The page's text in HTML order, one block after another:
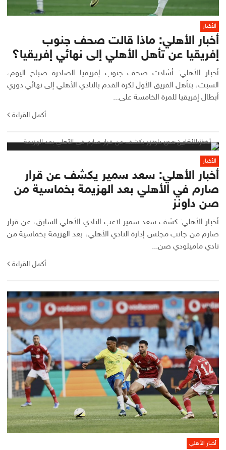
الأخبار
أخبار الأهلي: ماذا قالت صحف جنوب
إفريقيا عن تأهل الأهلي إلى نهائي إفريقيا؟
أخبار الأهلي: أشادت صحف جنوب إفريقيا الصادرة صباح اليوم،
السبت، بتأهل الفريق الأول لكرة القدم بالنادي الأهلي إلى نهائي دوري
أبطال إفريقيا للمرة الخامسة على...
أكمل القراءة
الأخبار
أخبار الأهلي: سعد سمير يكشف عن قرار
صارم في الأهلي بعد الهزيمة بخماسية من
صن داونز
أخبار الأهلي: كشف سعد سمير لاعب النادي الأهلي السابق، عن قرار
صارم من جانب مجلس إدارة النادي الأهلي، بعد الهزيمة بخماسية من
نادي ماميلودي صن...
أكمل القراءة
أخبار الأهلي